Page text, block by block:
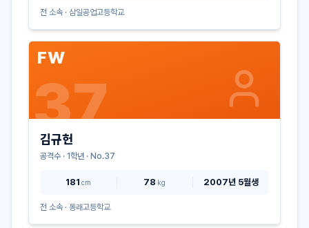
전 소속 · 삼일공업고등학교
FW
37
김규헌
공격수· 1학년 · No.37
181 cm 78 kg 2007년 5월생
전 소속 · 동래고등학교